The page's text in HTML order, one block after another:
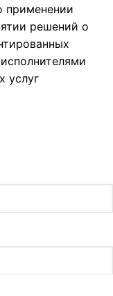
применении
решений о
услуг